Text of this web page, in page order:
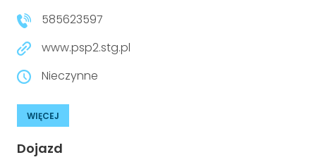
585623597
www.psp2.stg.pl
Nieczynne
WIĘCEJ
Dojazd